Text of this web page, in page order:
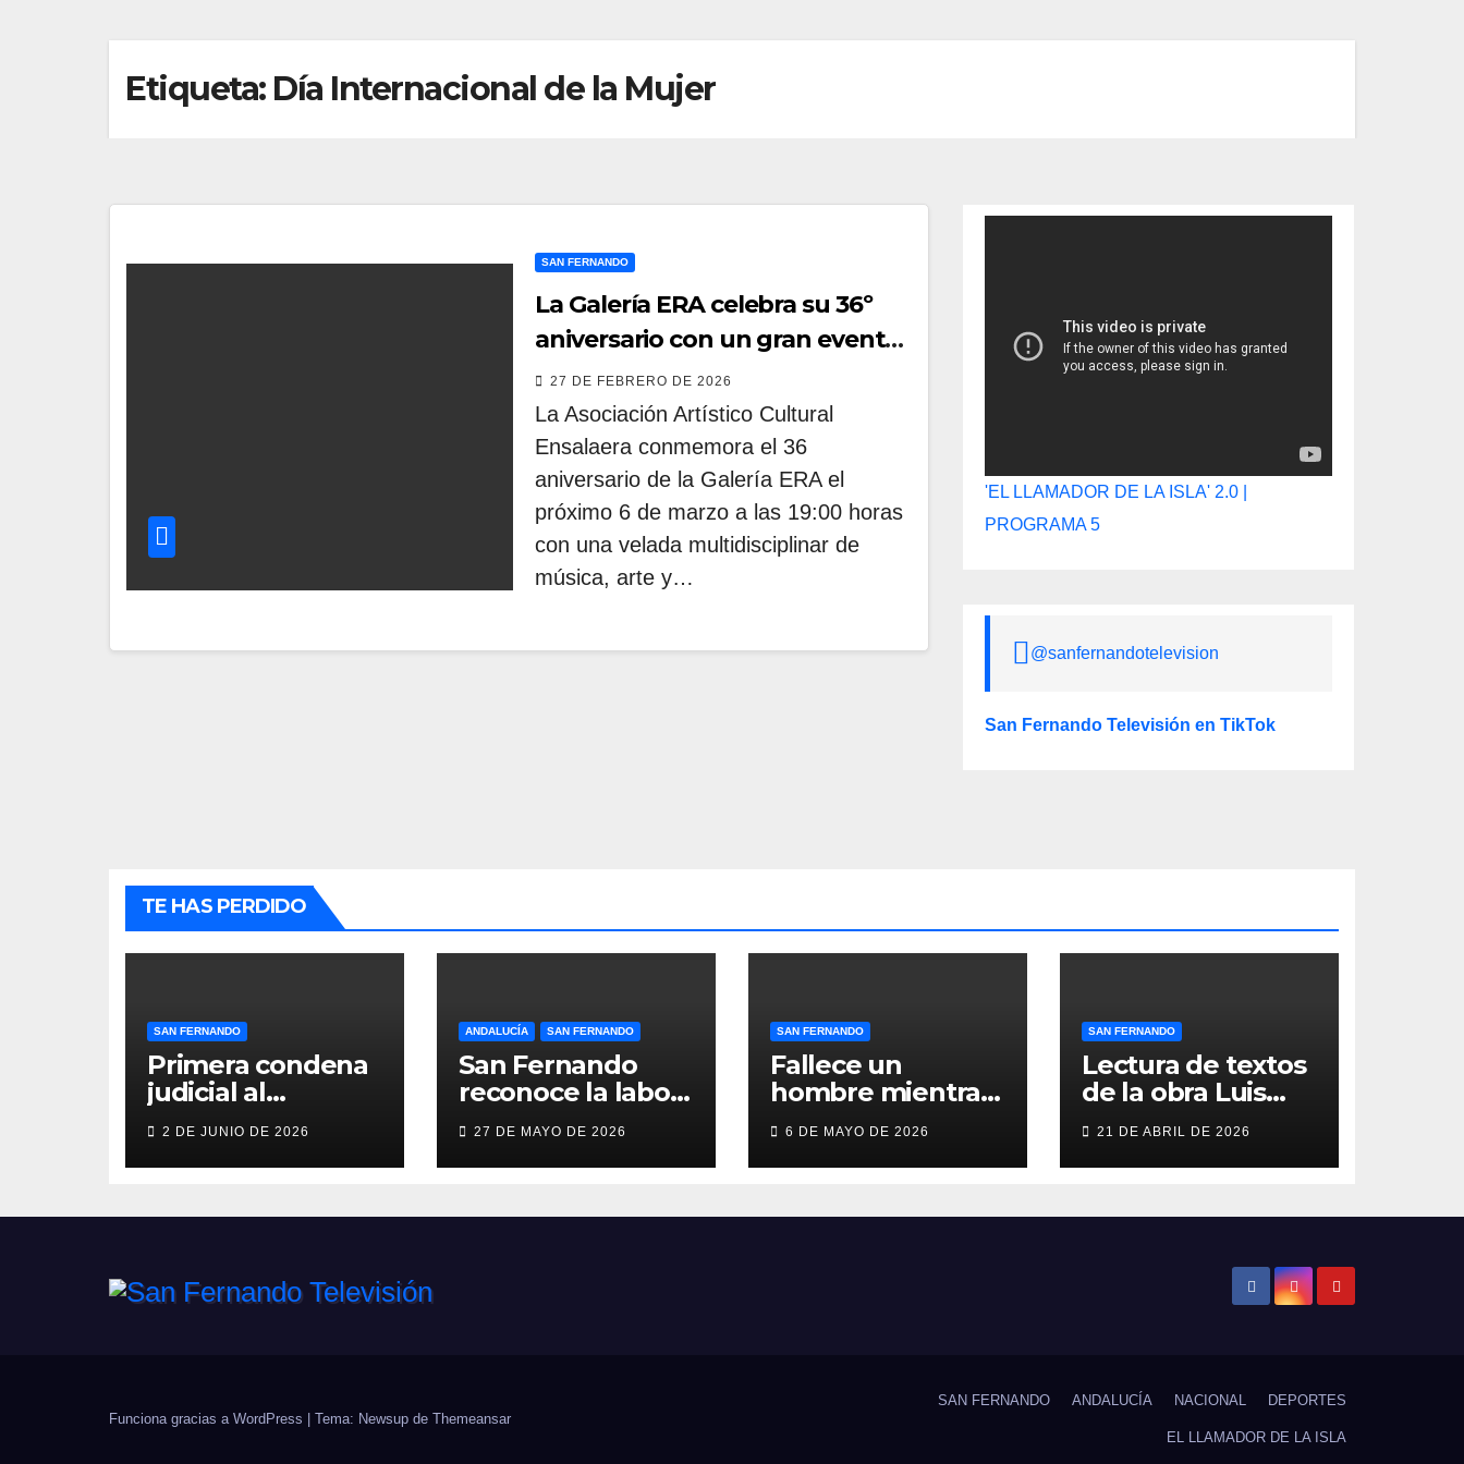
Etiqueta: Día Internacional de la Mujer
SAN FERNANDO
La Galería ERA celebra su 36º
aniversario con un gran evento
cultural por el Día Internacional
de la Mujer en San Fernando
27 DE FEBRERO DE 2026
La Asociación Artístico Cultural
Ensalaera conmemora el 36
aniversario de la Galería ERA el
próximo 6 de marzo a las 19:00 horas
con una velada multidisciplinar de
música, arte y…
'EL LLAMADOR DE LA ISLA' 2.0 |
PROGRAMA 5
@sanfernandotelevision
San Fernando Televisión en TikTok
TE HAS PERDIDO
SAN FERNANDO
Primera condena
judicial al
Ayuntamiento de
San Fernando por
negar
acto de servicio
2 DE JUNIO DE 2026
ANDALUCÍA SAN FERNANDO
San Fernando
reconoce la labor
solidaria y el
compromiso
social de Juan y
27 DE MAYO DE 2026
SAN FERNANDO
Fallece un
hombre mientras
practicaba
deporte en un
gimnasio de San
6 DE MAYO DE 2026
SAN FERNANDO
Lectura de textos
de la obra Luis
Berenguer en la
Galería ERA
21 DE ABRIL DE 2026
Funciona gracias a WordPress | Tema: Newsup de Themeansar
SAN FERNANDO ANDALUCÍA NACIONAL DEPORTES
EL LLAMADOR DE LA ISLA